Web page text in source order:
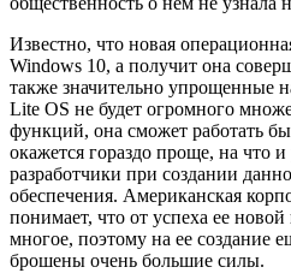
Известно, что новая
Windows 10, а получит она
также значительно упрощенные
Lite OS не будет огромного
функций, она сможет работать
окажется гораздо проще, на что
разработчики при создании
обеспечения. Американская
понимает, что от успеха ее
многое, поэтому на ее создание
брошены очень большие силы.